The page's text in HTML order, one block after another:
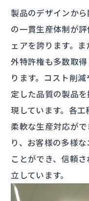
製品のデザインか
の一貫生産体制が
ェアを誇ります。
外特許権も多数取
ります。コスト削
定した品質の製品
現しています。各工
柔軟な生産対応が
り、お客様の多様
ことができ、信頼
立しています。